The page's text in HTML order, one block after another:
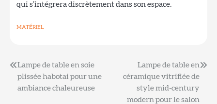
qui s’intégrera discrètement dans son espace.
MATÉRIEL
Navigation
de
Lampe de table en soie
plissée habotai pour une
ambiance chaleureuse
Lampe de table en
céramique vitrifiée de
style mid-century
modern pour le salon